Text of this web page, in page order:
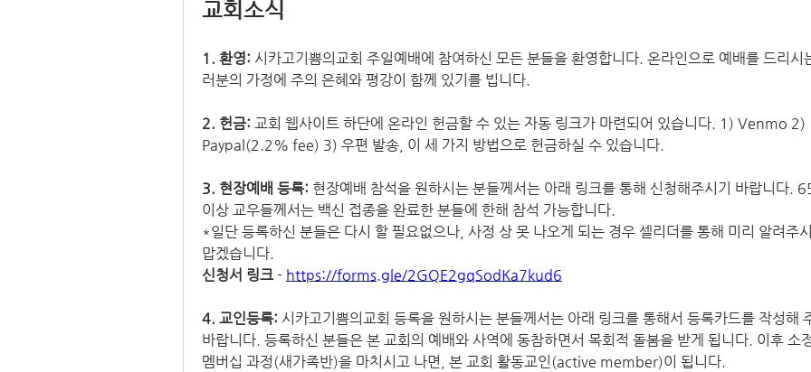
교회소식
1. 환영: 시카고기쁨의교회 주일예배에 참여하신 모든 분들을 환영합니다. 온라인으로 예배를 드리시
러분의 가정에 주의 은혜와 평강이 함께 있기를 빕니다.
2. 헌금: 교회 웹사이트 하단에 온라인 헌금할 수 있는 자동 링크가 마련되어 있습니다. 1) Venmo 2)
Paypal(2.2% fee) 3) 우편 발송, 이 세 가지 방법으로 헌금하실 수 있습니다.
3. 현장예배 등록: 현장예배 참석을 원하시는 분들께서는 아래 링크를 통해 신청해주시기 바랍니다.
이상 교우들께서는 백신 접종을 완료한 분들에 한해 참석 가능합니다.
*일단 등록하신 분들은 다시 할 필요없으나, 사정 상 못 나오게 되는 경우 셀리더를 통해 미리 알려주
맙겠습니다.
신청서 링크 - https://forms.gle/2GQE2gqSodKa7kud6
4. 교인등록: 시카고기쁨의교회 등록을 원하시는 분들께서는 아래 링크를 통해서 등록카드를 작성해
바랍니다. 등록하신 분들은 본 교회의 예배와 사역에 동참하면서 목회적 돌봄을 받게 됩니다. 이후 소
멤버십 과정(새가족반)을 마치시고 나면, 본 교회 활동교인(active member)이 됩니다.